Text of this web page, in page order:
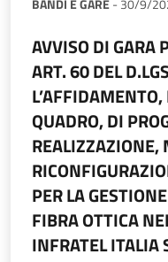
BANDI E GARE- 30/9/
AVVISO DI GARA
ART. 60 DEL
QUADRO, DI
PER LA
FIBRA OTTICA
INFRATEL